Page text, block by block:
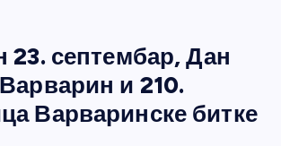
и портал
23. септембар, Дан
и 210.
Варваринске битке